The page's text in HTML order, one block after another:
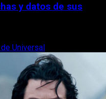
y datos de sus
Universal